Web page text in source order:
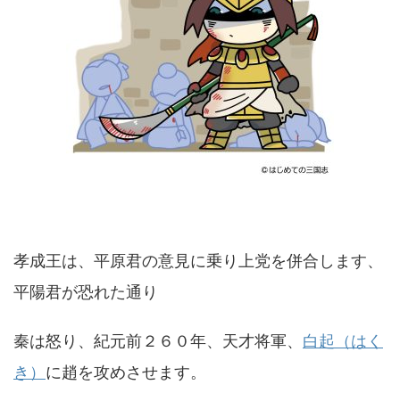
孝成王は、平原君の意見に乗り上党を併合します、
平陽君が恐れた通り
秦は怒り、紀元前２６０年、天才将軍、 白起（はく
き） に趙を攻めさせます。